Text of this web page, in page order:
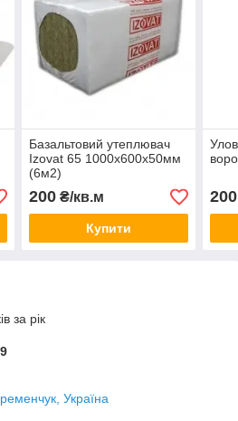
Базальтовий утеплювач
Izovat 65 1000х600х50мм
(6м2)
200₴/кв.м
Купити
200
за рік
Україна